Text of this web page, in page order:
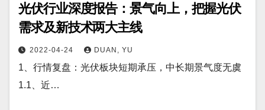
光伏行业深度报告：景气向上，把握光伏
需求及新技术两大主线
2022-04-24 DUAN, YU
1、行情复盘：光伏板块短期承压，中长期景气度无虞
1.1、近…